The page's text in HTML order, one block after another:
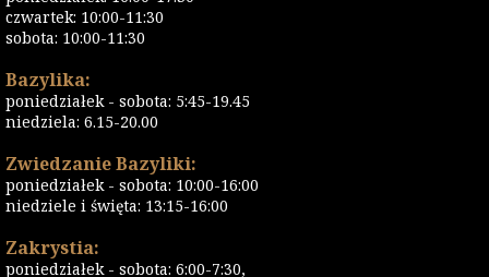
czwartek: 10:00-11:30
sobota: 10:00-11:30
Bazylika:
poniedziałek - sobota: 5:45-19.45
niedziela: 6.15-20.00
Zwiedzanie Bazyliki:
poniedziałek - sobota: 10:00-16:00
niedziele i święta: 13:15-16:00
Zakrystia:
poniedziałek - sobota: 6:00-7:30,